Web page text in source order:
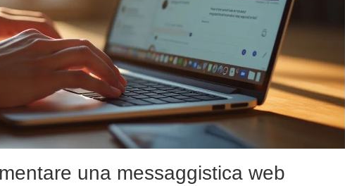
una messaggistica web